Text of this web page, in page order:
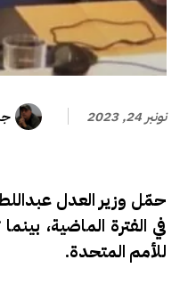
نونبر 24, 2023
حمّل وزير العدل
في الفترة الماضية،
للأمم المتحدة.